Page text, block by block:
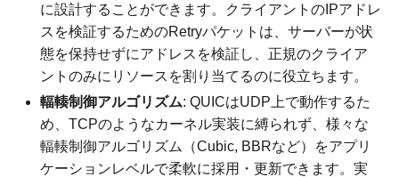
に設計することができます。クライアントのIPアドレ
スを検証するためのRetryパケットは、サーバーが状
態を保持せずにアドレスを検証し、正規のクライア
ントのみにリソースを割り当てるのに役立ちます。
輻輳制御アルゴリズム: QUICはUDP上で動作するた
め、TCPのようなカーネル実装に縛られず、様々な
輻輳制御アルゴリズム（Cubic, BBRなど）をアプリ
ケーションレベルで柔軟に採用・更新できます。実